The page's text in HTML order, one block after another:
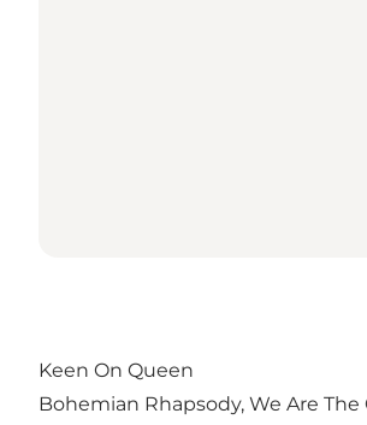
Keen On Queen
Bohemian Rhapsody, We Are The